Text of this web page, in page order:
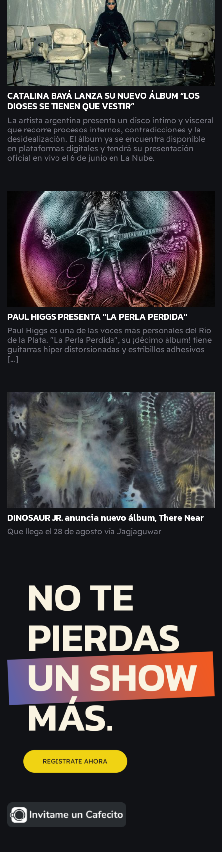
CATALINA BAYÁ LANZA SU NUEVO ÁLBUM “LOS
DIOSES SE TIENEN QUE VESTIR”
La artista argentina presenta un disco íntimo y visceral
que recorre procesos internos, contradicciones y la
desidealización. El álbum ya se encuentra disponible
en plataformas digitales y tendrá su presentación
oficial en vivo el 6 de junio en La Nube.
PAUL HIGGS PRESENTA "LA PERLA PERDIDA"
Paul Higgs es una de las voces más personales del Río
de la Plata. "La Perla Perdida", su ¡décimo álbum! tiene
guitarras híper distorsionadas y estribillos adhesivos
[…]
DINOSAUR JR. anuncia nuevo álbum, There Near
Que llega el 28 de agosto vía Jagjaguwar